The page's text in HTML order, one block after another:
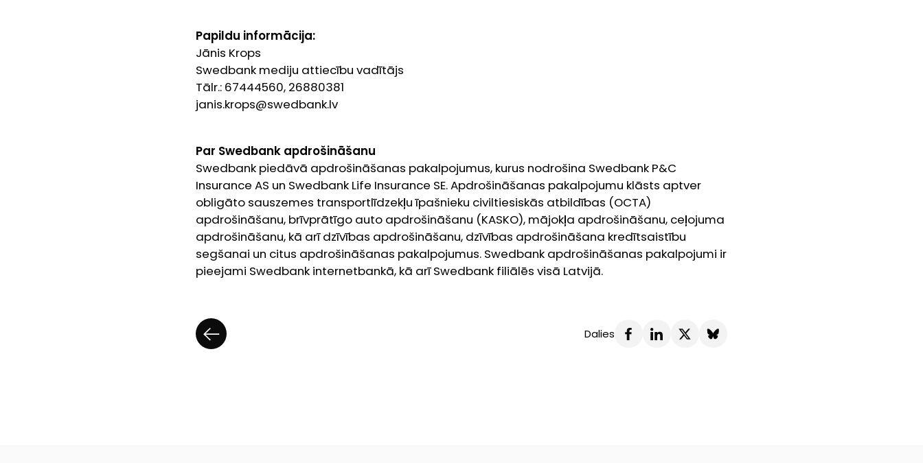
Papildu informācija:
Jānis Krops
Swedbank mediju attiecību vadītājs
Tālr.: 67444560, 26880381
janis.krops@swedbank.lv
Par Swedbank apdrošināšanu
Swedbank piedāvā apdrošināšanas pakalpojumus, kurus nodrošina Swedbank P&C
Insurance AS un Swedbank Life Insurance SE. Apdrošināšanas pakalpojumu klāsts aptver
obligāto sauszemes transportlīdzekļu īpašnieku civiltiesiskās atbildības (OCTA)
apdrošināšanu, brīvprātīgo auto apdrošināšanu (KASKO), mājokļa apdrošināšanu, ceļojuma
apdrošināšanu, kā arī dzīvības apdrošināšanu, dzīvības apdrošināšana kredītsaistību
segšanai un citus apdrošināšanas pakalpojumus. Swedbank apdrošināšanas pakalpojumi ir
pieejami Swedbank internetbankā, kā arī Swedbank filiālēs visā Latvijā.
Dalies